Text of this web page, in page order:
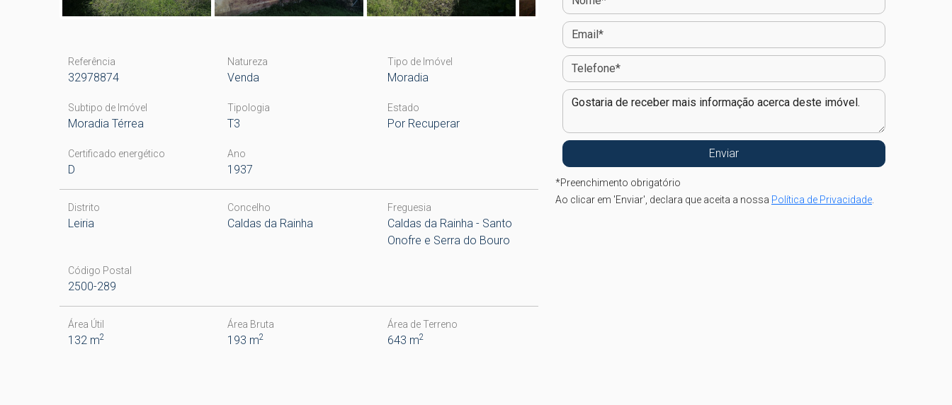
Referência
32978874
Natureza
Venda
Tipo de Imóvel
Moradia
Subtipo de Imóvel
Moradia Térrea
Tipologia
T3
Estado
Por Recuperar
Certificado energético
D
Ano
1937
Distrito
Leiria
Concelho
Caldas da Rainha
Freguesia
Caldas da Rainha - Santo
Onofre e Serra do Bouro
Código Postal
2500-289
Área Útil
132 m2
Área Bruta
193 m2
Área de Terreno
643 m2
*Preenchimento obrigatório
Ao clicar em 'Enviar', declara que aceita a nossa Política de Privacidade